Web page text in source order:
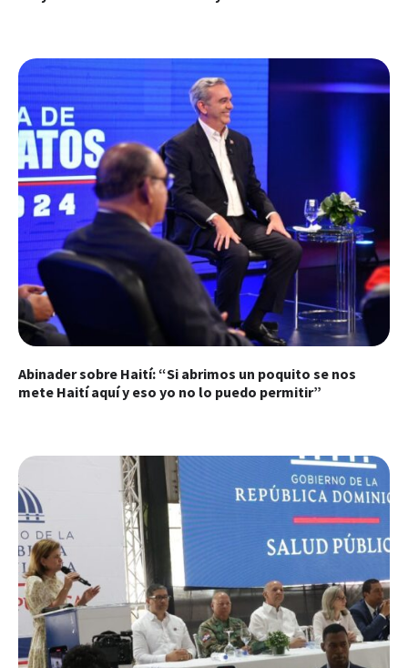
Abinader sobre Haití: “Si abrimos un poquito se nos
mete Haití aquí y eso yo no lo puedo permitir”